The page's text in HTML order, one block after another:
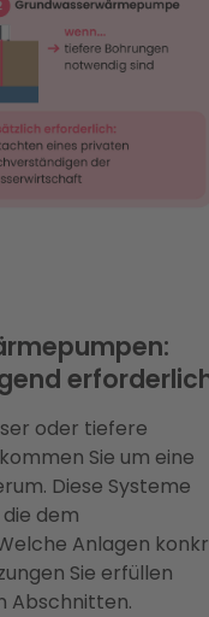
oder tiefere
Sie um eine
Diese Systeme
dem
Anlagen
Sie erfüllen
Abschnitten.